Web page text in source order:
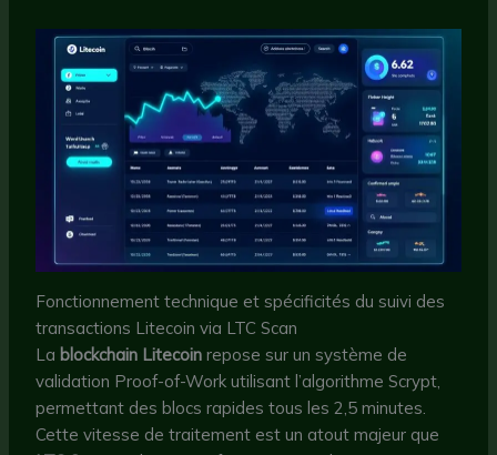
Fonctionnement technique et spécificités du suivi des
transactions Litecoin via LTC Scan
La blockchain Litecoin repose sur un système de
validation Proof-of-Work utilisant l’algorithme Scrypt,
permettant des blocs rapides tous les 2,5 minutes.
Cette vitesse de traitement est un atout majeur que